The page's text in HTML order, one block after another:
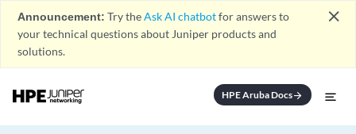
Announcement: Try theAsk AI chatbotfor answers to
your technical questions about Juniper products and
solutions.
close
HPE Aruba Docsarrow_forward